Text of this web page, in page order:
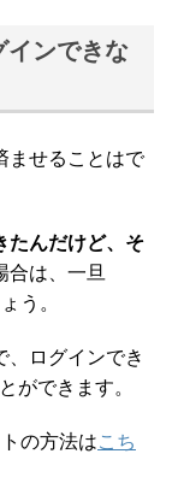
インできな
ませることはで
たんだけど、そ
合は、一旦
う。
、ログインでき
ができます。
の方法はこち